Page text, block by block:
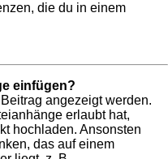
die du in einem
einfügen?
angezeigt werden.
erlaubt hat,
hochladen. Ansonsten
das auf einem